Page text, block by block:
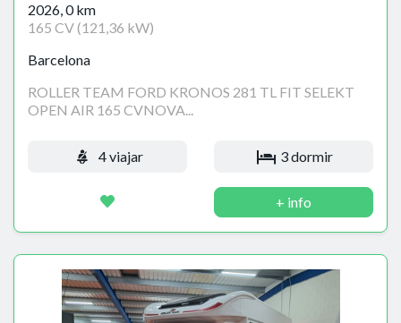
2026, 0 km
165 CV (121,36 kW)
Barcelona
ROLLER TEAM FORD KRONOS 281 TL FIT SELEKT
OPEN AIR 165 CVNOVA...
4 viajar 3 dormir
+ info